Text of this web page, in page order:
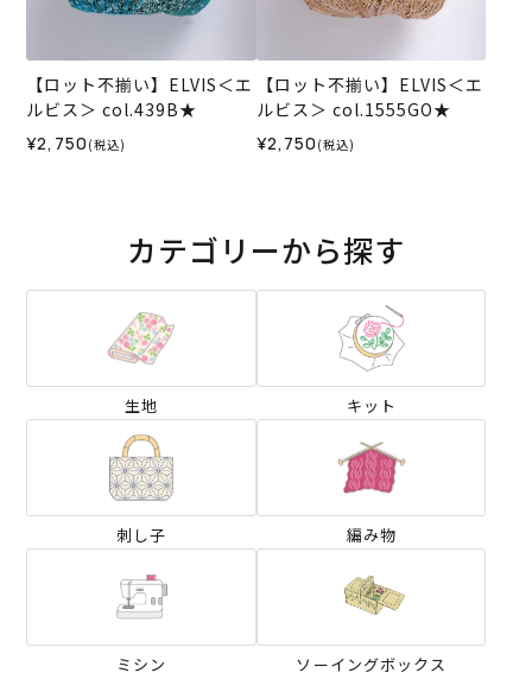
【ロット不揃い】ELVIS＜エ
ルビス＞ col.439B★
¥2,750 (税込)
【ロット不揃い】ELVIS＜エ
ルビス＞ col.1555GO★
¥2,750 (税込)
カテゴリーから探す
生地 キット
刺し子 編み物
ミシン ソーイングボックス